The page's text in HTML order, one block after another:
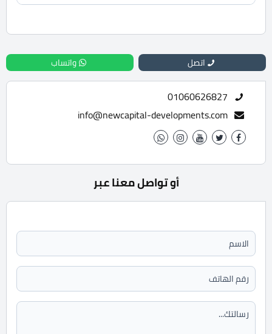
للحجز والاستعلام اتصل بنا على : 01060626827
اتصل واتساب
01060626827
info@newcapital-developments.com
أو تواصل معنا عبر